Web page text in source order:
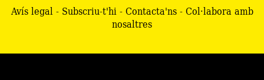
Avís legal- Subscriu-t'hi-Contacta'ns-Col·labora amb
nosaltres